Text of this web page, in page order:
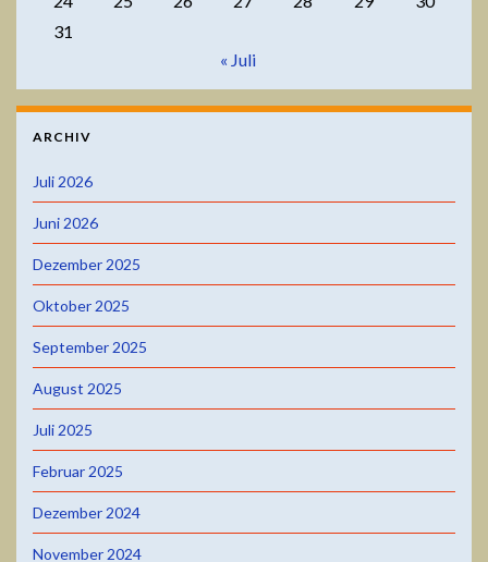
31
« Juli
ARCHIV
Juli 2026
Juni 2026
Dezember 2025
Oktober 2025
September 2025
August 2025
Juli 2025
Februar 2025
Dezember 2024
November 2024